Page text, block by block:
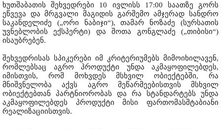
ხუთშაბათის შეხვედრები 10 ივლისს 17:00 საათზე გორს
ეწვევა და მრგვალი მაგიდის გარშემო ამჯერად სანდრო
საკანდელიძე („ორი ნაბიჯი“), თამარ ნოზაძე (სურსათის
უვნებლობის ექსპერტი) და შოთა გონგლაძე („თიბისი“)
ისაუბრებენ.
შეხვედრისას სპიკერები იმ კრიტერიუმებს მიმოიხილავენ,
რომლებსაც აგრო პროდუქტი უნდა აკმაყოფილებდეს,
იმისთვის, რომ მოხვდეს მსხვილ ობიექტებში, რა
მნიშვნელობა აქვს აგრო მეწარმეებისთვის მსხვილ
ობიექტებთან პარტნიორობას და რა სტანდარტებს უნდა
აკმაყოფილებდეს პროდუქტი მისი ფართომასშტაბიანი
რეალიზაციისთვის.